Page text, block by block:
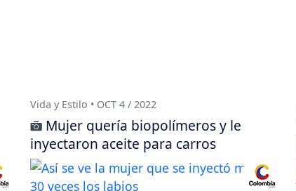
Vida y Estilo • OCT 4 / 2022
Mujer quería biopolímeros y le
inyectaron aceite para carros